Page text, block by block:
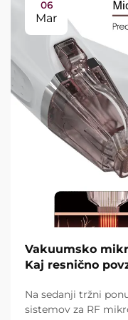
06
Mar
Vakuumsko
Kaj resnično
Na sedanji tržni
sistemov za RF